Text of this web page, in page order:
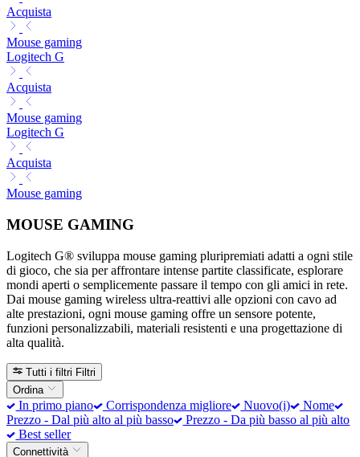
Acquista
Mouse gaming
Logitech G
Acquista
Mouse gaming
Logitech G
Acquista
Mouse gaming
MOUSE GAMING
Logitech G® sviluppa mouse gaming pluripremiati adatti a ogni stile
di gioco, che sia per affrontare intense partite classificate, esplorare
mondi aperti o semplicemente passare il tempo con gli amici in rete.
Dai mouse gaming wireless ultra-reattivi alle opzioni con cavo ad
alte prestazioni, ogni mouse gaming offre un sensore potente,
funzioni personalizzabili, materiali resistenti e una progettazione di
alta qualità.
Tutti i filtri Filtri
Ordina
In primo piano Corrispondenza migliore Nuovo(i)
Nome
Prezzo - Dal più alto al più basso
Prezzo - Da più basso al più alto
Best seller
Connettività